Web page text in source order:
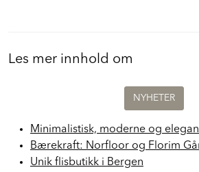
Les mer innhold om
NYHETER
Minimalistisk, moderne og
Bærekraft: Norfloor og Florim
Unik flisbutikk i Bergen